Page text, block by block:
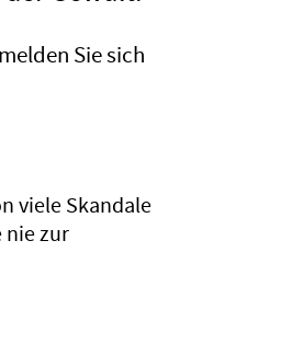
Sie sich
viele Skandale
nie zur